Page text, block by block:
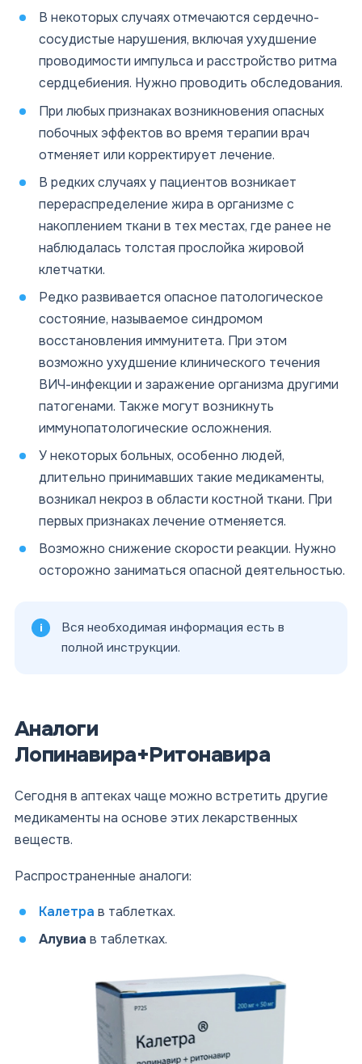
В некоторых случаях отмечаются сердечно-
сосудистые нарушения, включая ухудшение
проводимости импульса и расстройство ритма
сердцебиения. Нужно проводить обследования.
При любых признаках возникновения опасных
побочных эффектов во время терапии врач
отменяет или корректирует лечение.
В редких случаях у пациентов возникает
перераспределение жира в организме с
накоплением ткани в тех местах, где ранее не
наблюдалась толстая прослойка жировой
клетчатки.
Редко развивается опасное патологическое
состояние, называемое синдромом
восстановления иммунитета. При этом
возможно ухудшение клинического течения
ВИЧ-инфекции и заражение организма другими
патогенами. Также могут возникнуть
иммунопатологические осложнения.
У некоторых больных, особенно людей,
длительно принимавших такие медикаменты,
возникал некроз в области костной ткани. При
первых признаках лечение отменяется.
Возможно снижение скорости реакции. Нужно
осторожно заниматься опасной деятельностью.
Вся необходимая информация есть в
полной инструкции.
Аналоги
Лопинавира+Ритонавира
Сегодня в аптеках чаще можно встретить другие
медикаменты на основе этих лекарственных
веществ.
Распространенные аналоги:
Калетра в таблетках.
Алувиа в таблетках.